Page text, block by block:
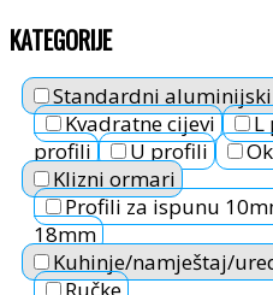
KATEGORIJE
Standardni
Kvadratne cijevi
L
profili
U profili
Klizni ormari
Profili za ispunu
18mm
Kuhinje/namještaj/